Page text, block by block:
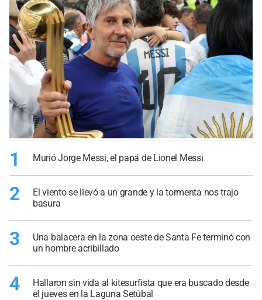
1 Murió Jorge Messi, el papá de Lionel Messi
2
El viento se llevó a un grande y la tormenta nos trajo
basura
3
Una balacera en la zona oeste de Santa Fe terminó con
un hombre acribillado
4
Hallaron sin vida al kitesurfista que era buscado desde
el jueves en la Laguna Setúbal